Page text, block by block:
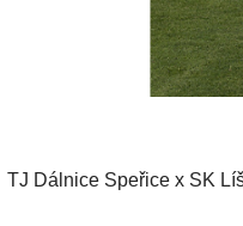
TJ Dálnice Speřice x SK